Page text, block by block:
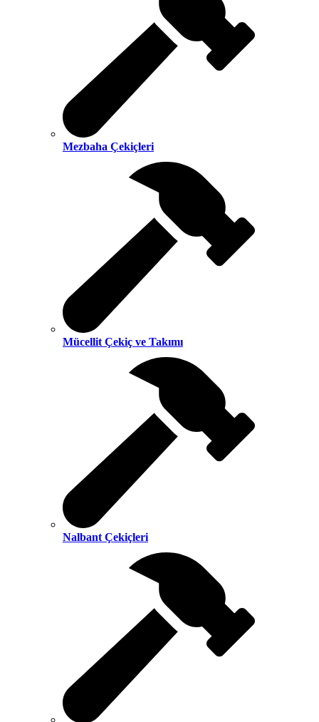
Mezbaha Çekiçleri
Mücellit Çekiç ve Takımı
Nalbant Çekiçleri